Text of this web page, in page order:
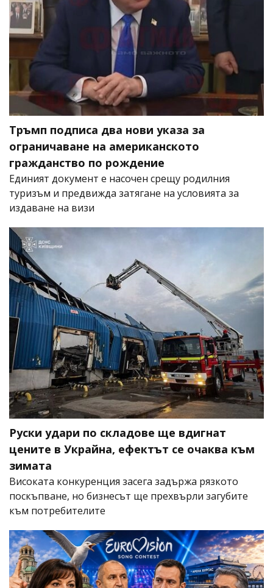
Тръмп подписа два нови указа за
ограничаване на американското
гражданство по рождение
Единият документ е насочен срещу родилния
туризъм и предвижда затягане на условията за
издаване на визи
Руски удари по складове ще вдигнат
цените в Украйна, ефектът се очаква към
зимата
Високата конкуренция засега задържа рязкото
поскъпване, но бизнесът ще прехвърли загубите
към потребителите